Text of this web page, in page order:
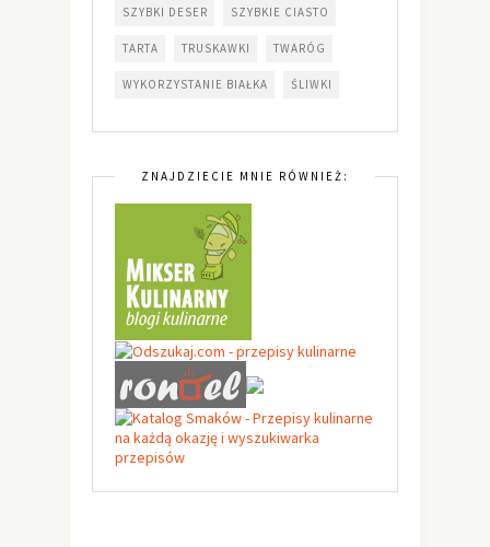
SZYBKI DESER SZYBKIE CIASTO
TARTA TRUSKAWKI TWARÓG
WYKORZYSTANIE BIAŁKA ŚLIWKI
ZNAJDZIECIE MNIE RÓWNIEŻ: